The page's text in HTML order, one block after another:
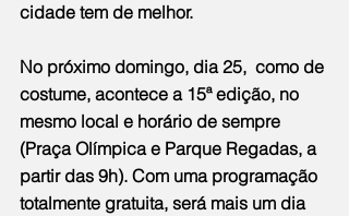
cidade tem de melhor.
No próximo domingo, dia 25,  como de
costume, acontece a 15ª edição, no
mesmo local e horário de sempre
(Praça Olímpica e Parque Regadas, a
partir das 9h). Com uma programação
totalmente gratuita, será mais um dia